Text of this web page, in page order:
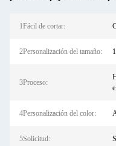
1Fácil de cortar:
2Personalización del tamaño:
3Proceso:
4Personalización del color:
5Solicitud: